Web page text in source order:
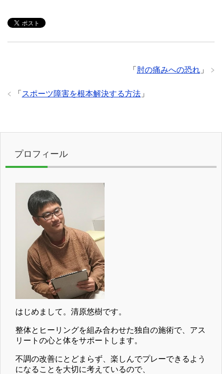
「 肘の痛みへの恐れ 」
「 スポーツ障害を根本解決する方法 」
プロフィール
はじめまして。清原悠樹です。
整体とヒーリングを組み合わせた独自の施術で、アス
リートの心と体をサポートします。
不調の改善にとどまらず、楽しんでプレーできるよう
になることを大切に考えているので、